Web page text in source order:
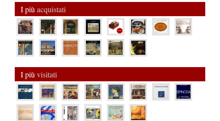
I più acquistati
I più visitati